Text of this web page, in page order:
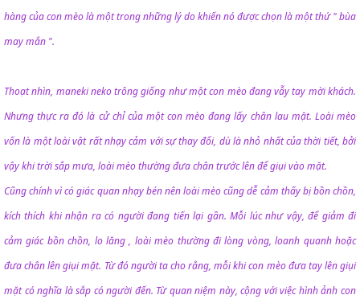
hàng của con mèo là một trong những lý do khiến nó được chọn là một thứ " bùa
may mắn ".
Thoạt nhìn, maneki neko trông giống như một con mèo đang vẫy tay mời khách.
Nhưng thực ra đó là cử chỉ của một con mèo đang lấy chân lau mặt. Loài mèo
vốn là một loài vật rất nhạy cảm với sự thay đổi, dù là nhỏ nhất của thời tiết, bởi
vậy khi trời sắp mưa, loài mèo thường đưa chân trước lên để giụi vào mặt.
Cũng chính vì có giác quan nhạy bén nên loài mèo cũng dễ cảm thấy bị bồn chồn,
kích thích khi nhận ra có người đang tiến lại gần. Mỗi lúc như vậy, để giảm đi
cảm giác bồn chồn, lo lăng , loài mèo thường đi lòng vòng, loanh quanh hoặc
đưa chân lên giụi mặt. Từ đó người ta cho rằng, mỗi khi con mèo đưa tay lên giụi
mặt có nghĩa là sắp có người đến. Từ quan niệm này, cộng với việc hình ảnh con